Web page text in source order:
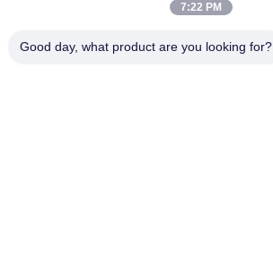
7:22 PM
Good day, what product are you looking for?